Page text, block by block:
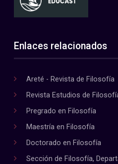
Enlaces relacionados
Areté - Revista de Filosofía
Revista Estudios de
Pregrado en Filosofía
Maestría en Filosofía
Doctorado en Filosofía
Sección de Filosofía,